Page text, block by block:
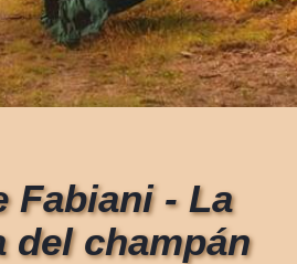
Fabiani - La
del champán